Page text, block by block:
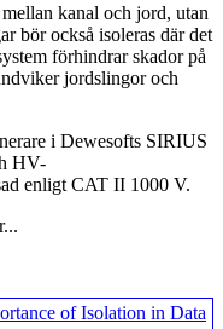
kanal och jord, utan
bör också isoleras där det
förhindrar skador på
jordslingor och
i Dewesofts SIRIUS
HV-
enligt CAT II 1000 V.
of Isolation in Data